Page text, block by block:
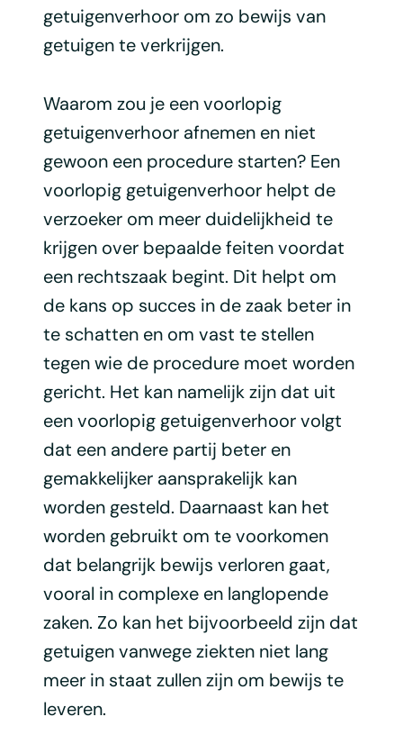
getuigenverhoor om zo bewijs van
getuigen te verkrijgen.
Waarom zou je een voorlopig
getuigenverhoor afnemen en niet
gewoon een procedure starten? Een
voorlopig getuigenverhoor helpt de
verzoeker om meer duidelijkheid te
krijgen over bepaalde feiten voordat
een rechtszaak begint. Dit helpt om
de kans op succes in de zaak beter in
te schatten en om vast te stellen
tegen wie de procedure moet worden
gericht. Het kan namelijk zijn dat uit
een voorlopig getuigenverhoor volgt
dat een andere partij beter en
gemakkelijker aansprakelijk kan
worden gesteld. Daarnaast kan het
worden gebruikt om te voorkomen
dat belangrijk bewijs verloren gaat,
vooral in complexe en langlopende
zaken. Zo kan het bijvoorbeeld zijn dat
getuigen vanwege ziekten niet lang
meer in staat zullen zijn om bewijs te
leveren.